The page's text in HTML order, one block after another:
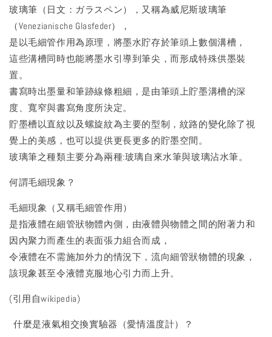
玻璃筆（日文：ガラスペン），又稱為威尼斯玻璃筆
（Venezianische Glasfeder），
是以毛細管作用為原理，將墨水貯存於筆頭上數個溝槽，
這些溝槽同時也能將墨水引導到筆尖，而形成特殊供墨裝
置。
書寫時出墨量和筆跡線條粗細，是由筆頭上貯墨溝槽的深
度、寬窄與書寫角度所決定。
貯墨槽以直紋以及螺旋紋為主要的型制，紋路的變化除了視
覺上的美感，也可以提供更長更多的貯墨空間。
玻璃筆之種類主要分為兩種:玻璃自來水筆與玻璃沾水筆。
何謂毛細現象？
毛細現象（又稱毛細管作用）
是指液體在細管狀物體內側，由液體與物體之間的附著力和
因內聚力而產生的表面張力組合而成，
令液體在不需施加外力的情況下，流向細管狀物體的現象，
該現象甚至令液體克服地心引力而上升。
(引用自wikipedia)
什麼是液氣相交換實驗器（愛情溫度計）？